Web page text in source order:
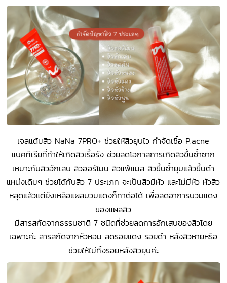
เจลแต้มสิว NaNa 7PRO+ ช่วยให้สิวยุบไว กำจัดเชื้อ P.acne
แบคทีเรียที่ทำให้เกิดสิวเรื้อรัง ช่วยลดโอกาสการเกิดสิวขึ้นซ้ำซาก
เหมาะกับสิวอักเสบ สิวฮอร์โมน สิวแพ้แมส สิวขึ้นซ้ำยุบแล้วขึ้นตำ
แหน่งเดิมๆ ช่วยได้กับสิว 7 ประเภท จะเป็นสิวมีหัว และไม่มีหัว หัวสิว
หลุดแล้วแต่ยังเหลือแผลบวมแดงก็ทาต่อได้ เพื่อลดอาการบวมแดง
ของแผลสิว
มีสารสกัดจากธรรมชาติ 7 ชนิดที่ช่วยลดการอักเสบของสิวโดย
เฉพาะค่ะ สารสกัดจากหัวหอม ลดรอยแดง รอยดำ หลังสิวหายหรือ
ช่วยให้ไม่ทิ้งรอยหลังสิวยุบค่ะ